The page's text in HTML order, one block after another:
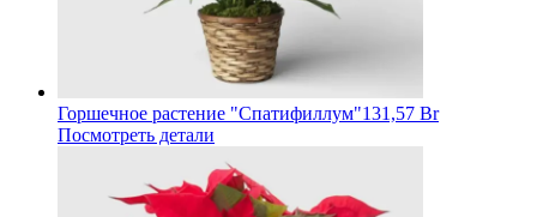
Горшечное растение "Спатифиллум"131,57 Br
Посмотреть детали